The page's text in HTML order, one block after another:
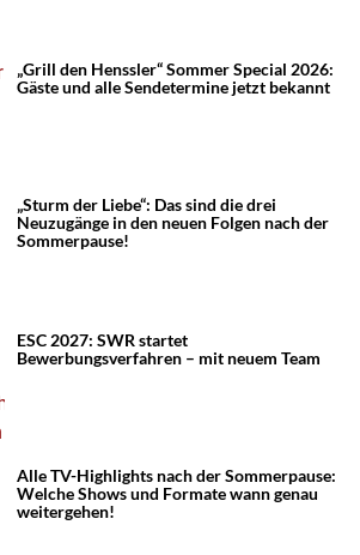
„Grill den Henssler“ Sommer Special 2026:
Gäste und alle Sendetermine jetzt bekannt
„Sturm der Liebe“: Das sind die drei
Neuzugänge in den neuen Folgen nach der
Sommerpause!
ESC 2027: SWR startet
Bewerbungsverfahren – mit neuem Team
Alle TV-Highlights nach der Sommerpause:
Welche Shows und Formate wann genau
weitergehen!